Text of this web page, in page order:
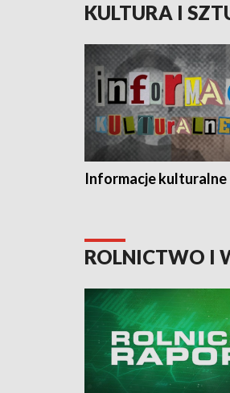
KULTURA I
Informacje kulturalne
ROLNICTWO I